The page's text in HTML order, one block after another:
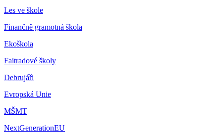
Les ve škole
Finančně gramotná škola
Ekoškola
Faitradové školy
Debrujáři
Evropská Unie
MŠMT
NextGenerationEU